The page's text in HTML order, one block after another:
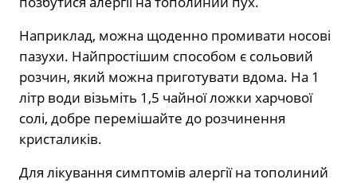
Наприклад, можна щоденно промивати носові
пазухи. Найпростішим способом є сольовий
розчин, який можна приготувати вдома. На 1
літр води візьміть 1,5 чайної ложки харчової
солі, добре перемішайте до розчинення
кристаликів.
Для лікування симптомів алергії на тополиний